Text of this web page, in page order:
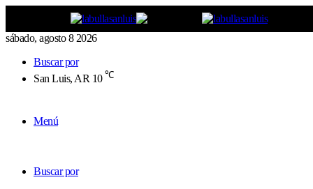
sábado, agosto 8 2026
Buscar por
San Luis, AR 10 ℃
Menú
Buscar por